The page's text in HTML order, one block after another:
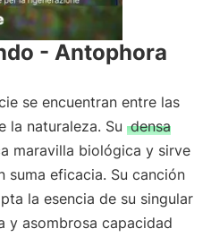
- Antophora
se encuentran entre las
la naturaleza. Su densa
maravilla biológica y sirve
suma eficacia. Su canción
la esencia de su singular
y asombrosa capacidad